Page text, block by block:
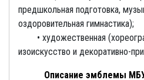
предшкольная подготовка,
оздоровительная гимнастика);
• художественная
изоискусство и декоративно-
Описание эмблемы